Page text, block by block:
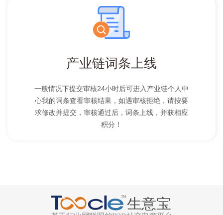
产业链词条上线
一般情况下提交审核24小时后可进入产业链个人中
心我的词条查看审核结果，如遇审核拒绝，请按要
求修改并提交，审核通过后，词条上线，并获相应
积分！